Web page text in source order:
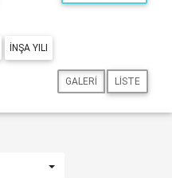
İNŞA YILI
GALERI LISTE